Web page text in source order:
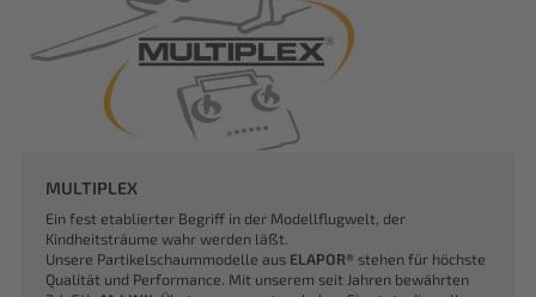
MULTIPLEX
Ein fest etablierter Begriff in der Modellflugwelt, der
Kindheitsträume wahr werden läßt.
Unsere Partikelschaummodelle aus ELAPOR® stehen für höchste
Qualität und Performance. Mit unserem seit Jahren bewährten